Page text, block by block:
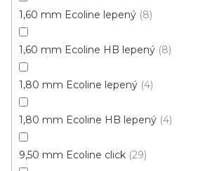
1,60 mm Ecoline lepený 8
1,60 mm Ecoline HB lepený 8
1,80 mm Ecoline lepený 4
1,80 mm Ecoline HB lepený 4
9,50 mm Ecoline click 29
Vinylové dílce Purello Fix 30 V / 31155